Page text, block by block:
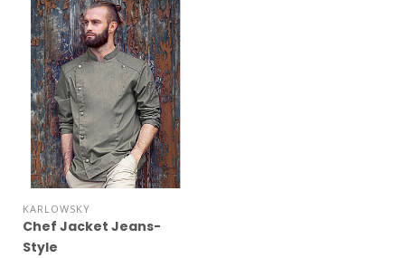
KARLOWSKY
Chef Jacket Jeans-
Style